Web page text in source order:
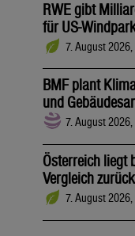
RWE gibt
für US-
7. August
BMF plant
und
7. August 2026,
Österreich liegt
Vergleich zurück
7. August 2026,